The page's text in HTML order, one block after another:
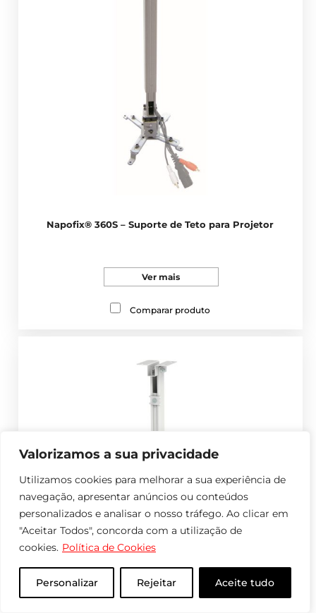
Valorizamos a sua privacidade
Utilizamos cookies para melhorar a sua experiência de
navegação, apresentar anúncios ou conteúdos
personalizados e analisar o nosso tráfego. Ao clicar em
"Aceitar Todos", concorda com a utilização de
cookies. Política de Cookies
Personalizar Rejeitar Aceite tudo
Napofix® 360S – Suporte de Teto para Projetor
Ver mais
Comparar produto